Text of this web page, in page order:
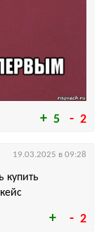
5 2
2
купить
19.03.2025 в 09:28